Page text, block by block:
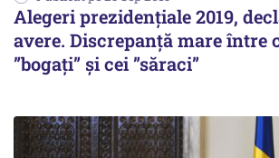
Alegeri prezidențiale 2019,
avere. Discrepanță mare între
”bogați” și cei ”săraci”